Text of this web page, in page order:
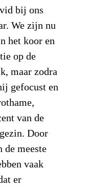
bij ons
We zijn nu
het koor en
op de
maar zodra
gefocust en
van de
Door
meeste
vaak
er